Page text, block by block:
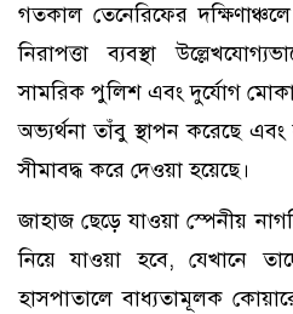
গতকাল তেনেরিফের
নিরাপত্তা ব্যবস্থা
সামরিক পুলিশ এবং দুর্যোগ
অভ্যর্থনা তাঁবু স্থাপন করেছে
সীমাবদ্ধ করে দেওয়া হয়েছে।
জাহাজ ছেড়ে যাওয়া স্পেনীয়
নিয়ে যাওয়া হবে, যেখানে
হাসপাতালে বাধ্যতামূলক